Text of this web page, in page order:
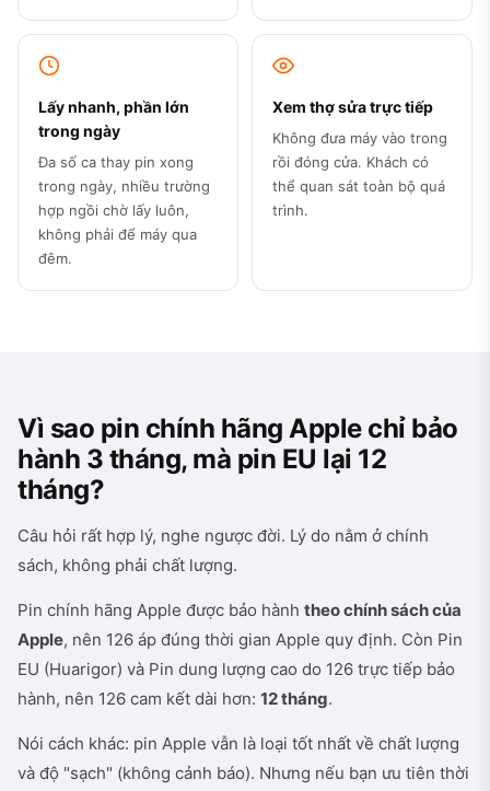
Lấy nhanh, phần lớn
trong ngày
Đa số ca thay pin xong
trong ngày, nhiều trường
hợp ngồi chờ lấy luôn,
không phải để máy qua
đêm.
Xem thợ sửa trực tiếp
Không đưa máy vào trong
rồi đóng cửa. Khách có
thể quan sát toàn bộ quá
trình.
Vì sao pin chính hãng Apple chỉ bảo
hành 3 tháng, mà pin EU lại 12
tháng?
Câu hỏi rất hợp lý, nghe ngược đời. Lý do nằm ở chính
sách, không phải chất lượng.
Pin chính hãng Apple được bảo hành theo chính sách của
Apple, nên 126 áp đúng thời gian Apple quy định. Còn Pin
EU (Huarigor) và Pin dung lượng cao do 126 trực tiếp bảo
hành, nên 126 cam kết dài hơn: 12 tháng.
Nói cách khác: pin Apple vẫn là loại tốt nhất về chất lượng
và độ "sạch" (không cảnh báo). Nhưng nếu bạn ưu tiên thời